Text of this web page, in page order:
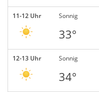
11-12 Uhr Sonnig
33°
12-13 Uhr Sonnig
34°